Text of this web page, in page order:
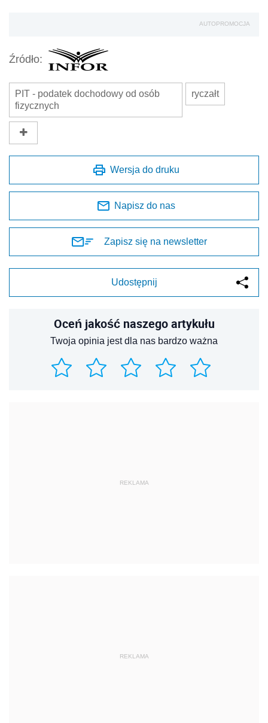
AUTOPROMOCJA
Źródło:
PIT - podatek dochodowy od osób
fizycznych
ryczałt
Wersja do druku
Napisz do nas
Zapisz się na newsletter
Udostępnij
Oceń jakość naszego artykułu
Twoja opinia jest dla nas bardzo ważna
REKLAMA
REKLAMA